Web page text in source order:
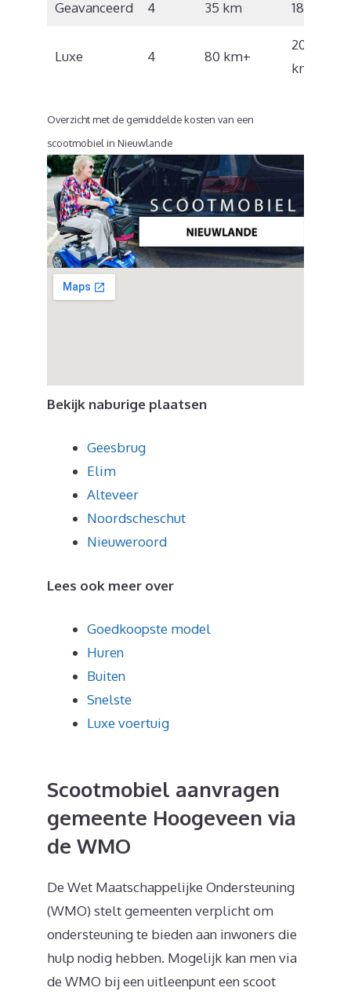
Geavanceerd 4 35 km 18 km/u
Luxe 4 80 km+
20 – 22
km/u
Overzicht met de gemiddelde kosten van een
scootmobiel in Nieuwlande
Bekijk naburige plaatsen
Geesbrug
Elim
Alteveer
Noordscheschut
Nieuweroord
Lees ook meer over
Goedkoopste model
Huren
Buiten
Snelste
Luxe voertuig
Scootmobiel aanvragen
gemeente Hoogeveen via
de WMO
De Wet Maatschappelijke Ondersteuning
(WMO) stelt gemeenten verplicht om
ondersteuning te bieden aan inwoners die
hulp nodig hebben. Mogelijk kan men via
de WMO bij een uitleenpunt een scoot